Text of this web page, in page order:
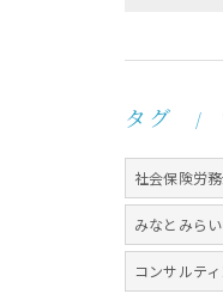
タグ
社会保険労
みなとみらい
コンサルテ